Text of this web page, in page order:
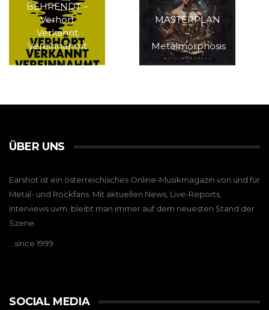
BEHRENDT –
Verhört
Verkannt
Vereinnahmt
MASTERPLAN
–
Metalmorphosis
ÜBER UNS
Earshot ist ein österreichisches Online-Musikmagazin von und für
Metal- und Rockfans. Mit aktuellen News, Live-Reports,
Interviews uvm. bleibt man immer auf dem neuesten Stand der
Szene.
…since 1999
SOCIAL MEDIA